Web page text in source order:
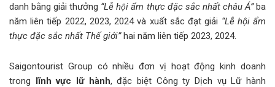
danh bằng giải thưởng “Lễ hội ẩm thực đặc sắc nhất châu Á”ba
năm liên tiếp 2022, 2023, 2024 và xuất sắc đạt giải “Lễ hội ẩm
thực đặc sắc nhất Thế giới”hai năm liên tiếp 2023, 2024.
Saigontourist Group có nhiều đơn vị hoạt động kinh doanh
trong lĩnh vực lữ hành, đặc biệt Công ty Dịch vụ Lữ hành